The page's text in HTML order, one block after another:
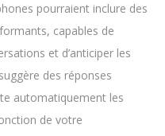
pourraient inclure des
capables de
et d’anticiper les
des réponses
automatiquement les
de votre